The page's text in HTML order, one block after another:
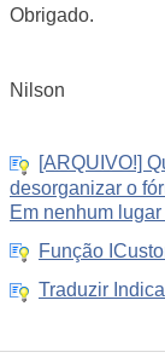
Obrigado.
Nilson
[ARQUIVO!]
desorganizar o
Em nenhum
Função
Traduzir